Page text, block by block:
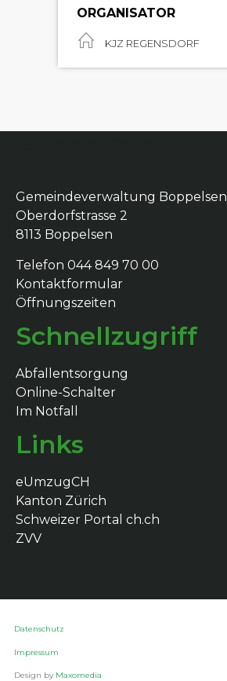
ORGANISATOR
KJZ REGENSDORF
Gemeindeverwaltung Boppelsen
Oberdorfstrasse 2
8113 Boppelsen
Telefon 044 849 70 00
Kontaktformular
Öffnungszeiten
Schnellzugriff
Abfallentsorgung
Online-Schalter
Im Notfall
Links
eUmzugCH
Kanton Zürich
Schweizer Portal ch.ch
ZVV
Datenschutz
Impressum
Design by Maxomedia